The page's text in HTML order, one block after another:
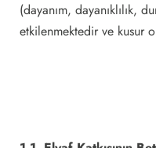
(dayanım, dayanıklılık,
etkilenmektedir ve kusur